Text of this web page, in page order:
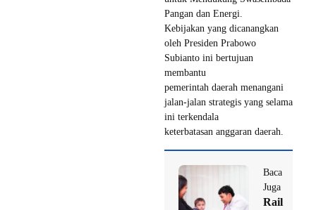
Pangan dan Energi.
Kebijakan yang dicanangkan
oleh Presiden Prabowo
Subianto ini bertujuan
membantu
pemerintah daerah menangani
jalan-jalan strategis yang selama
ini terkendala
keterbatasan anggaran daerah.
Baca
Juga
Rail